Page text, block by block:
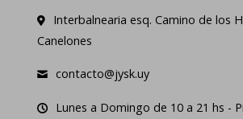
Interbalnearia esq. Camino de los
Canelones
contacto@jysk.uy
Lunes a Domingo de 10 a 21 hs -